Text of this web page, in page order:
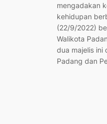
mengadakan
kehidupan
(22/9/2022)
Walikota
dua majelis ini
Padang dan